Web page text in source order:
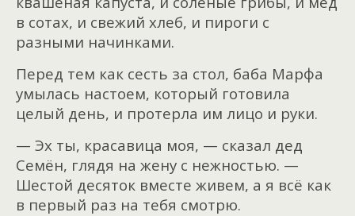
в сотах, и свежий хлеб, и пироги с
разными начинками.
Перед тем как сесть за стол, баба Марфа
умылась настоем, который готовила
целый день, и протерла им лицо и руки.
— Эх ты, красавица моя, — сказал дед
Семён, глядя на жену с нежностью. —
Шестой десяток вместе живем, а я всё как
в первый раз на тебя смотрю.